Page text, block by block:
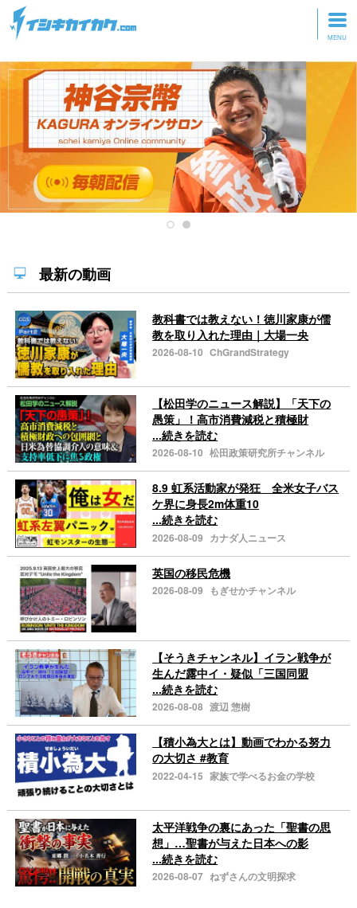
トップページ
動画を見る
記事を読む
セミナーに参加
研修・ツアーに参加
最新の動画
教科書では教えない！徳川家康が儒
教を取り入れた理由｜大場一央
2026-08-10 ChGrandStrategy
【松田学のニュース解説】「天下の
愚策」！高市消費減税と積極財
...続きを読む
2026-08-10 松田政策研究所チャンネル
8.9 虹系活動家が発狂 全米女子バス
ケ界に身長2m体重10
...続きを読む
2026-08-09 カナダ人ニュース
英国の移民危機
2026-08-09 もぎせかチャンネル
【そうきチャンネル】イラン戦争が
生んだ露中イ・疑似「三国同盟
...続きを読む
2026-08-08 渡辺 惣樹
【積小為大とは】動画でわかる努力
の大切さ #教育
2022-04-15 家族で学べるお金の学校
太平洋戦争の裏にあった「聖書の思
想」…聖書が与えた日本への影
...続きを読む
2026-08-07 ねずさんの文明探求